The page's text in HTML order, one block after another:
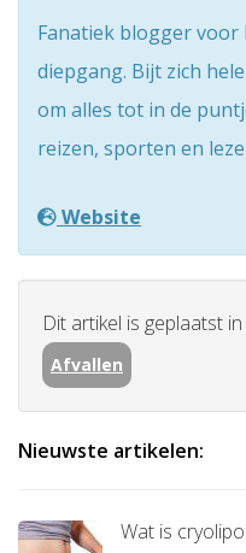
Fanatiek blogger voor
diepgang. Bijt zich
om alles tot in de
reizen, sporten en
Website
Dit artikel is geplaatst
Afvallen
Nieuwste artikelen:
Wat is